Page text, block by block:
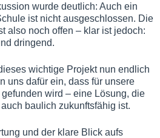
wurde deutlich: Auch ein
ist nicht ausgeschlossen. Die
also noch offen – klar ist jedoch:
dringend.
wichtige Projekt nun endlich
uns dafür ein, dass für unsere
wird – eine Lösung, die
baulich zukunftsfähig ist.
und der klare Blick aufs